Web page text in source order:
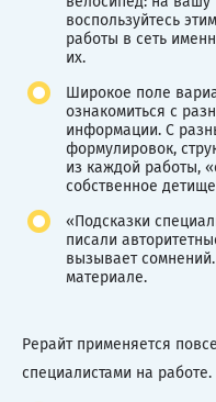
воспользуйтесь
работы в сеть
их.
Широкое поле
ознакомиться с
информации. С
формулировок,
из каждой работы,
собственное
«Подсказки
писали
вызывает
материале.
Рерайт применяется
специалистами на